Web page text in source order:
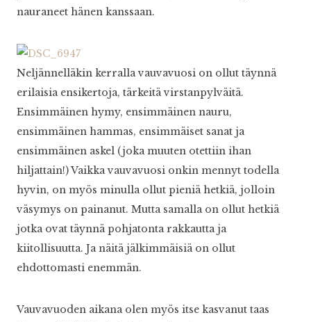
nauraneet hänen kanssaan.
Neljännelläkin kerralla vauvavuosi on ollut täynnä
erilaisia ensikertoja, tärkeitä virstanpylväitä.
Ensimmäinen hymy, ensimmäinen nauru,
ensimmäinen hammas, ensimmäiset sanat ja
ensimmäinen askel (joka muuten otettiin ihan
hiljattain!) Vaikka vauvavuosi onkin mennyt todella
hyvin, on myös minulla ollut pieniä hetkiä, jolloin
väsymys on painanut. Mutta samalla on ollut hetkiä
jotka ovat täynnä pohjatonta rakkautta ja
kiitollisuutta. Ja näitä jälkimmäisiä on ollut
ehdottomasti enemmän.
Vauvavuoden aikana olen myös itse kasvanut taas